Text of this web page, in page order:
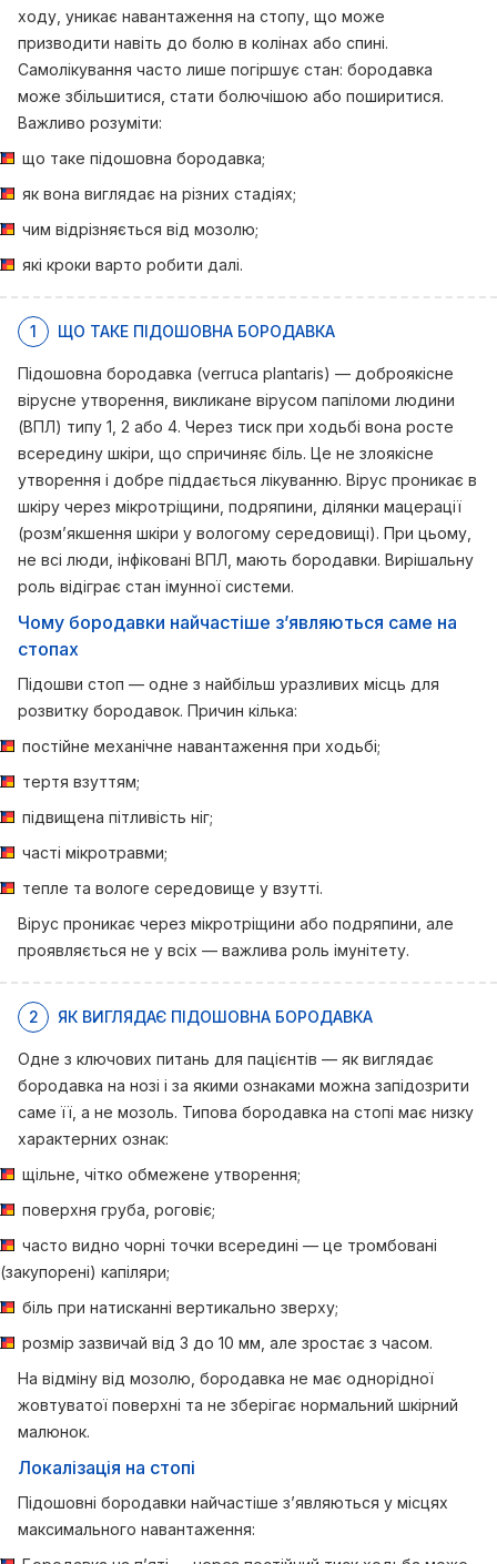
ходу, уникає навантаження на стопу, що може
призводити навіть до болю в колінах або спині.
Самолікування часто лише погіршує стан: бородавка
може збільшитися, стати болючішою або поширитися.
Важливо розуміти:
що таке підошовна бородавка;
як вона виглядає на різних стадіях;
чим відрізняється від мозолю;
які кроки варто робити далі.
1 ЩО ТАКЕ ПІДОШОВНА БОРОДАВКА
Підошовна бородавка (verruca plantaris) — доброякісне
вірусне утворення, викликане вірусом папіломи людини
(ВПЛ) типу 1, 2 або 4. Через тиск при ходьбі вона росте
всередину шкіри, що спричиняє біль. Це не злоякісне
утворення і добре піддається лікуванню. Вірус проникає в
шкіру через мікротріщини, подряпини, ділянки мацерації
(розм’якшення шкіри у вологому середовищі). При цьому,
не всі люди, інфіковані ВПЛ, мають бородавки. Вирішальну
роль відіграє стан імунної системи.
Чому бородавки найчастіше з’являються саме на
стопах
Підошви стоп — одне з найбільш уразливих місць для
розвитку бородавок. Причин кілька:
постійне механічне навантаження при ходьбі;
тертя взуттям;
підвищена пітливість ніг;
часті мікротравми;
тепле та вологе середовище у взутті.
Вірус проникає через мікротріщини або подряпини, але
проявляється не у всіх — важлива роль імунітету.
2 ЯК ВИГЛЯДАЄ ПІДОШОВНА БОРОДАВКА
Одне з ключових питань для пацієнтів — як виглядає
бородавка на нозі і за якими ознаками можна запідозрити
саме її, а не мозоль. Типова бородавка на стопі має низку
характерних ознак:
щільне, чітко обмежене утворення;
поверхня груба, роговіє;
часто видно чорні точки всередині — це тромбовані
(закупорені) капіляри;
біль при натисканні вертикально зверху;
розмір зазвичай від 3 до 10 мм, але зростає з часом.
На відміну від мозолю, бородавка не має однорідної
жовтуватої поверхні та не зберігає нормальний шкірний
малюнок.
Локалізація на стопі
Підошовні бородавки найчастіше з’являються у місцях
максимального навантаження: